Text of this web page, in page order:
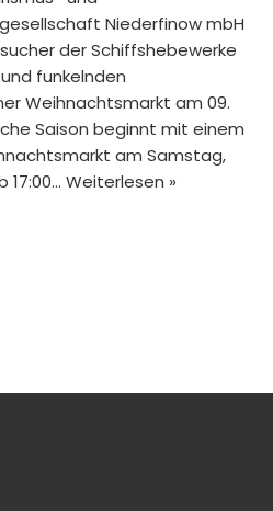
Niederfinow mbH
der Schiffshebewerke
funkelnden
Weihnachtsmarkt am 09.
Saison beginnt mit einem
am Samstag,
17:00… Weiterlesen »